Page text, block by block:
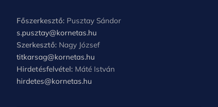
Főszerkesztő: Pusztay Sándor
s.pusztay@kornetas.hu
Szerkesztő: Nagy József
titkarsag@kornetas.hu
Hirdetésfelvétel: Máté István
hirdetes@kornetas.hu